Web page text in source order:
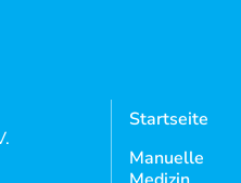
Startseite
Manuelle